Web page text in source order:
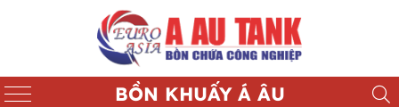
BỒN KHUẤY Á ÂU